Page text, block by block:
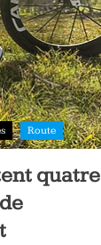
Route
quatre